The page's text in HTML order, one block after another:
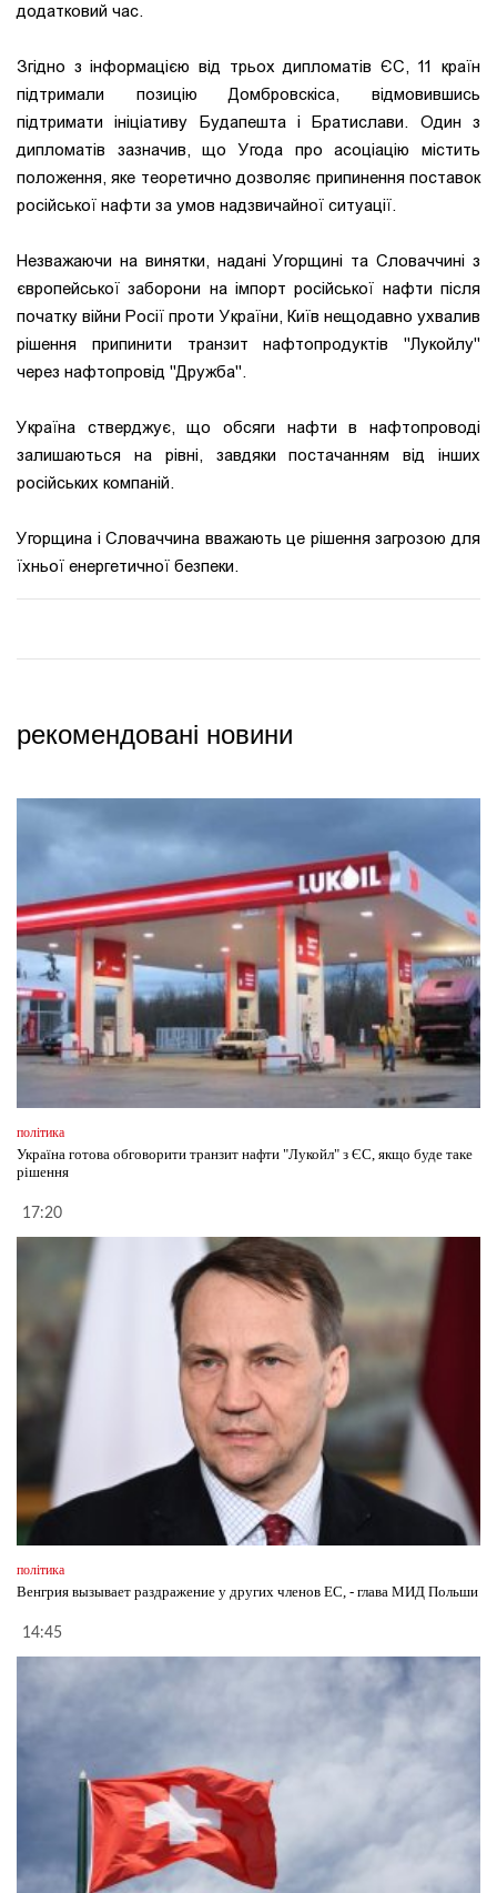
додатковий час.
Згідно з інформацією від трьох дипломатів ЄС, 11 країн
підтримали позицію Домбровскіса, відмовившись
підтримати ініціативу Будапешта і Братислави. Один з
дипломатів зазначив, що Угода про асоціацію містить
положення, яке теоретично дозволяє припинення поставок
російської нафти за умов надзвичайної ситуації.
Незважаючи на винятки, надані Угорщині та Словаччині з
європейської заборони на імпорт російської нафти після
початку війни Росії проти України, Київ нещодавно ухвалив
рішення припинити транзит нафтопродуктів "Лукойлу"
через нафтопровід "Дружба".
Україна стверджує, що обсяги нафти в нафтопроводі
залишаються на рівні, завдяки постачанням від інших
російських компаній.
Угорщина і Словаччина вважають це рішення загрозою для
їхньої енергетичної безпеки.
рекомендовані новини
політика
Україна готова обговорити транзит нафти "Лукойл" з ЄС, якщо буде таке
рішення
17:20
політика
Венгрия вызывает раздражение у других членов ЕС, - глава МИД Польши
14:45